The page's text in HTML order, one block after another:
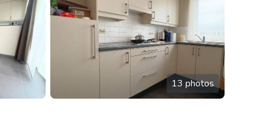
13 photos